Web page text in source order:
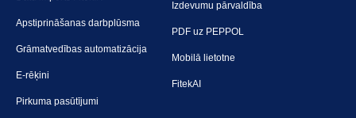
Apstiprināšanas darbplūsma
Grāmatvedības automatizācija
E-rēķini
Pirkuma pasūtījumi
Izdevumu pārvaldība
PDF uz PEPPOL
Mobilā lietotne
FitekAI